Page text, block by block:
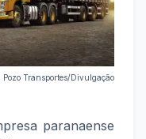
Pozo Transportes/Divulgação
paranaense